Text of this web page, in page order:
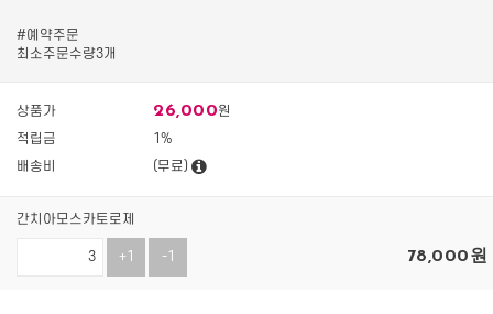
#예약주문
최소주문수량3개
상품가 26,000원
적립금
1%
배송비
(무료)
간치아모스카토로제
+1 -1 78,000원